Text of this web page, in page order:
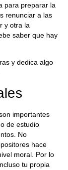
para preparar la
renunciar a las
y otra la
saber que hay
y dedica algo
importantes
de estudio
No
hace
moral. Por lo
tu propia